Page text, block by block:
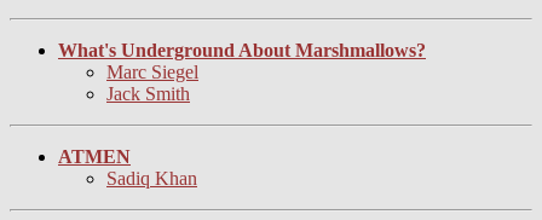
What's Underground About Marshmallows?
Marc Siegel
Jack Smith
ATMEN
Sadiq Khan